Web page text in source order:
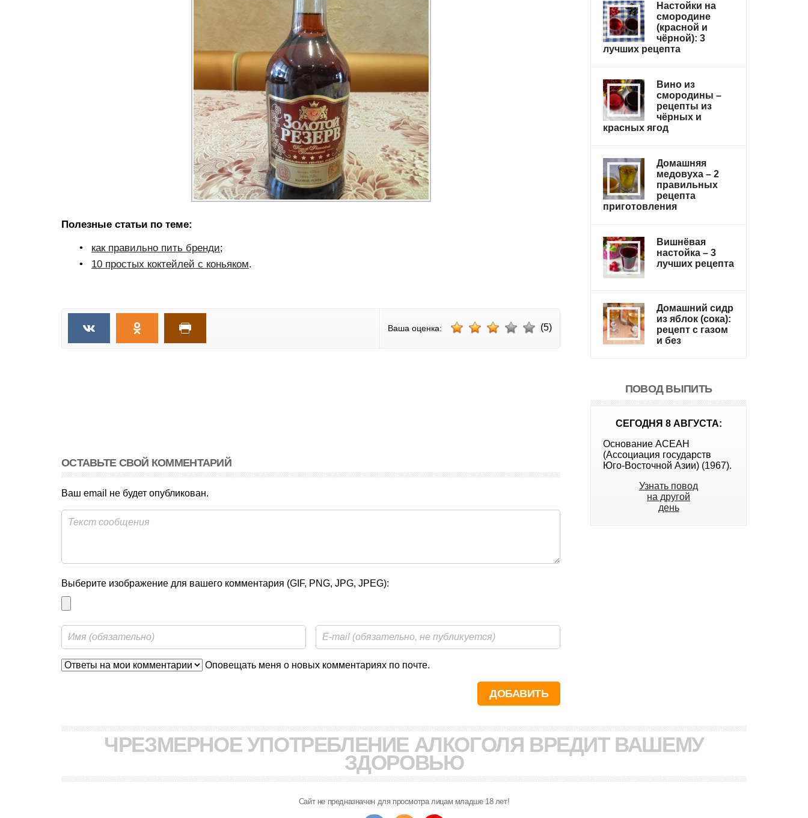
Полезные статьи по теме:
как правильно пить бренди;
10 простых коктейлей с коньяком.
Ваша оценка: (5)
ОСТАВЬТЕ СВОЙ КОММЕНТАРИЙ
Ваш email не будет опубликован.
Выберите изображение для вашего комментария (GIF, PNG, JPG, JPEG):
Оповещать меня о новых комментариях по почте.
Настойки на
смородине
(красной и
чёрной): 3
лучших рецепта
Вино из
смородины –
рецепты из
чёрных и
красных ягод
Домашняя
медовуха – 2
правильных
рецепта
приготовления
Вишнёвая
настойка – 3
лучших рецепта
Домашний сидр
из яблок (сока):
рецепт с газом
и без
ПОВОД ВЫПИТЬ
СЕГОДНЯ 8 АВГУСТА:
Основание АСЕАН
(Ассоциация государств
Юго-Восточной Азии) (1967).
Узнать повод
на другой
день
ЧРЕЗМЕРНОЕ УПОТРЕБЛЕНИЕ АЛКОГОЛЯ ВРЕДИТ ВАШЕМУ
ЗДОРОВЬЮ
Сайт не предназначен для просмотра лицам младше 18 лет!